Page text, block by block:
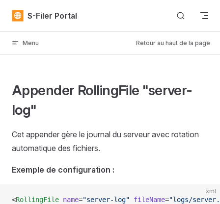
Skip to content
S-Filer Portal
Menu Retour au haut de la page
Appender RollingFile "server-
log"
Cet appender gère le journal du serveur avec rotation
automatique des fichiers.
Exemple de configuration :
xml
<RollingFile name="server-log" fileName="logs/